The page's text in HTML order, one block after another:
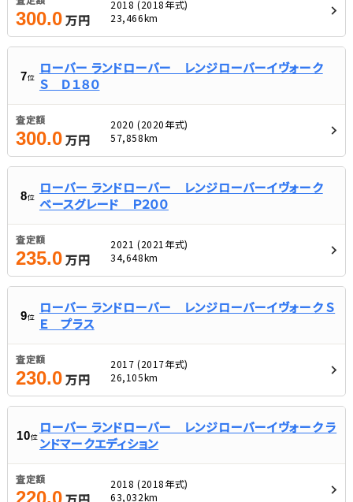
300.0万円
2018 (2018年式)
23,466km
7位
ローバー ランドローバー レンジローバーイヴォーク
Ｓ Ｄ１８０
査定額
300.0万円
2020 (2020年式)
57,858km
8位
ローバー ランドローバー レンジローバーイヴォーク
ベースグレード Ｐ２００
査定額
235.0万円
2021 (2021年式)
34,648km
9位
ローバー ランドローバー レンジローバーイヴォーク Ｓ
Ｅ プラス
査定額
230.0万円
2017 (2017年式)
26,105km
10位
ローバー ランドローバー レンジローバーイヴォーク ラ
ンドマークエディション
査定額
2018 (2018年式)
63,032km